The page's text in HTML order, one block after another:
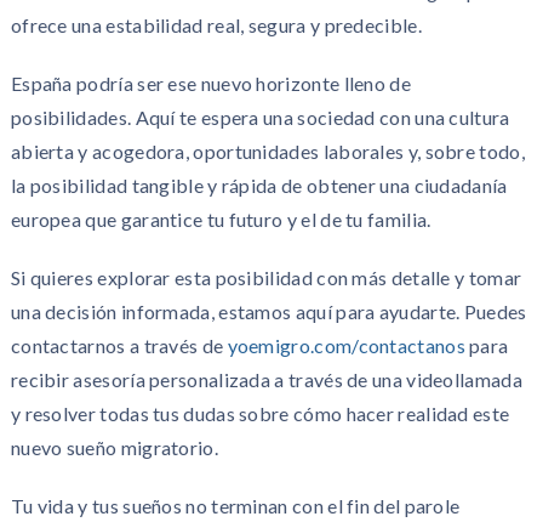
ofrece una estabilidad real, segura y predecible.
España podría ser ese nuevo horizonte lleno de
posibilidades. Aquí te espera una sociedad con una cultura
abierta y acogedora, oportunidades laborales y, sobre todo,
la posibilidad tangible y rápida de obtener una ciudadanía
europea que garantice tu futuro y el de tu familia.
Si quieres explorar esta posibilidad con más detalle y tomar
una decisión informada, estamos aquí para ayudarte. Puedes
contactarnos a través de yoemigro.com/contactanos para
recibir asesoría personalizada a través de una videollamada
y resolver todas tus dudas sobre cómo hacer realidad este
nuevo sueño migratorio.
Tu vida y tus sueños no terminan con el fin del parole